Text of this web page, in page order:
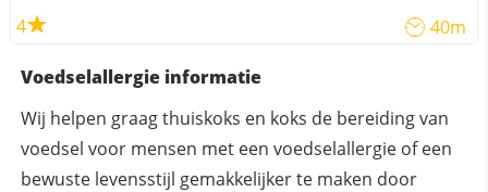
4 40m
Voedselallergie informatie
Wij helpen graag thuiskoks en koks de bereiding van
voedsel voor mensen met een voedselallergie of een
bewuste levensstijl gemakkelijker te maken door